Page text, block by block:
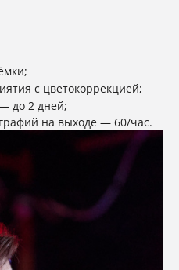
с цветокоррекцией;
до 2 дней;
на выходе — 60/час.